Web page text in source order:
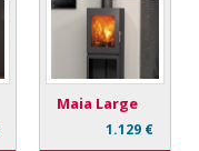
Maia Large
1.129 €